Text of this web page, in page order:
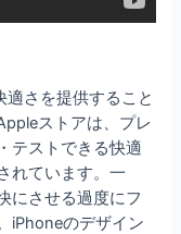
さを提供すること
ストアは、プレ
テストできる快適
れています。一
にさせる過度にフ
iPhoneのデザイン